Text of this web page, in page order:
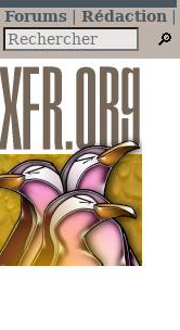
Forums
Rédaction